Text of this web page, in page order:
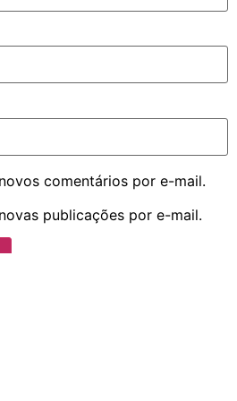
comentários por e-mail.
publicações por e-mail.